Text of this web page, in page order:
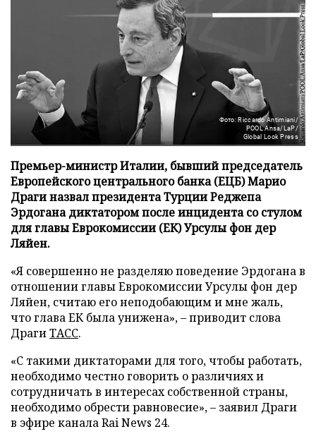
Фото: Riccardo Antimiani/
POOL Ansa/LaP/
Global Look Press
Премьер-министр Италии, бывший председатель
Европейского центрального банка (ЕЦБ) Марио
Драги назвал президента Турции Реджепа
Эрдогана диктатором после инцидента со стулом
для главы Еврокомиссии (ЕК) Урсулы фон дер
Ляйен.
«Я совершенно не разделяю поведение Эрдогана в
отношении главы Еврокомиссии Урсулы фон дер
Ляйен, считаю его неподобающим и мне жаль,
что глава ЕК была унижена», – приводит слова
ДрагиТАСС.
«С такими диктаторами для того, чтобы работать,
необходимо честно говорить о различиях и
сотрудничать в интересах собственной страны,
необходимо обрести равновесие», – заявил Драги
в эфире канала Rai News 24.